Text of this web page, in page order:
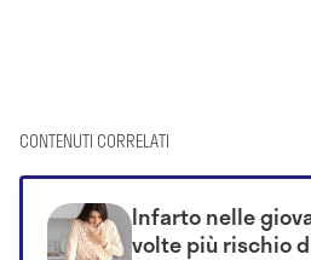
CONTENUTI CORRELATI
Infarto nelle
volte più rischio